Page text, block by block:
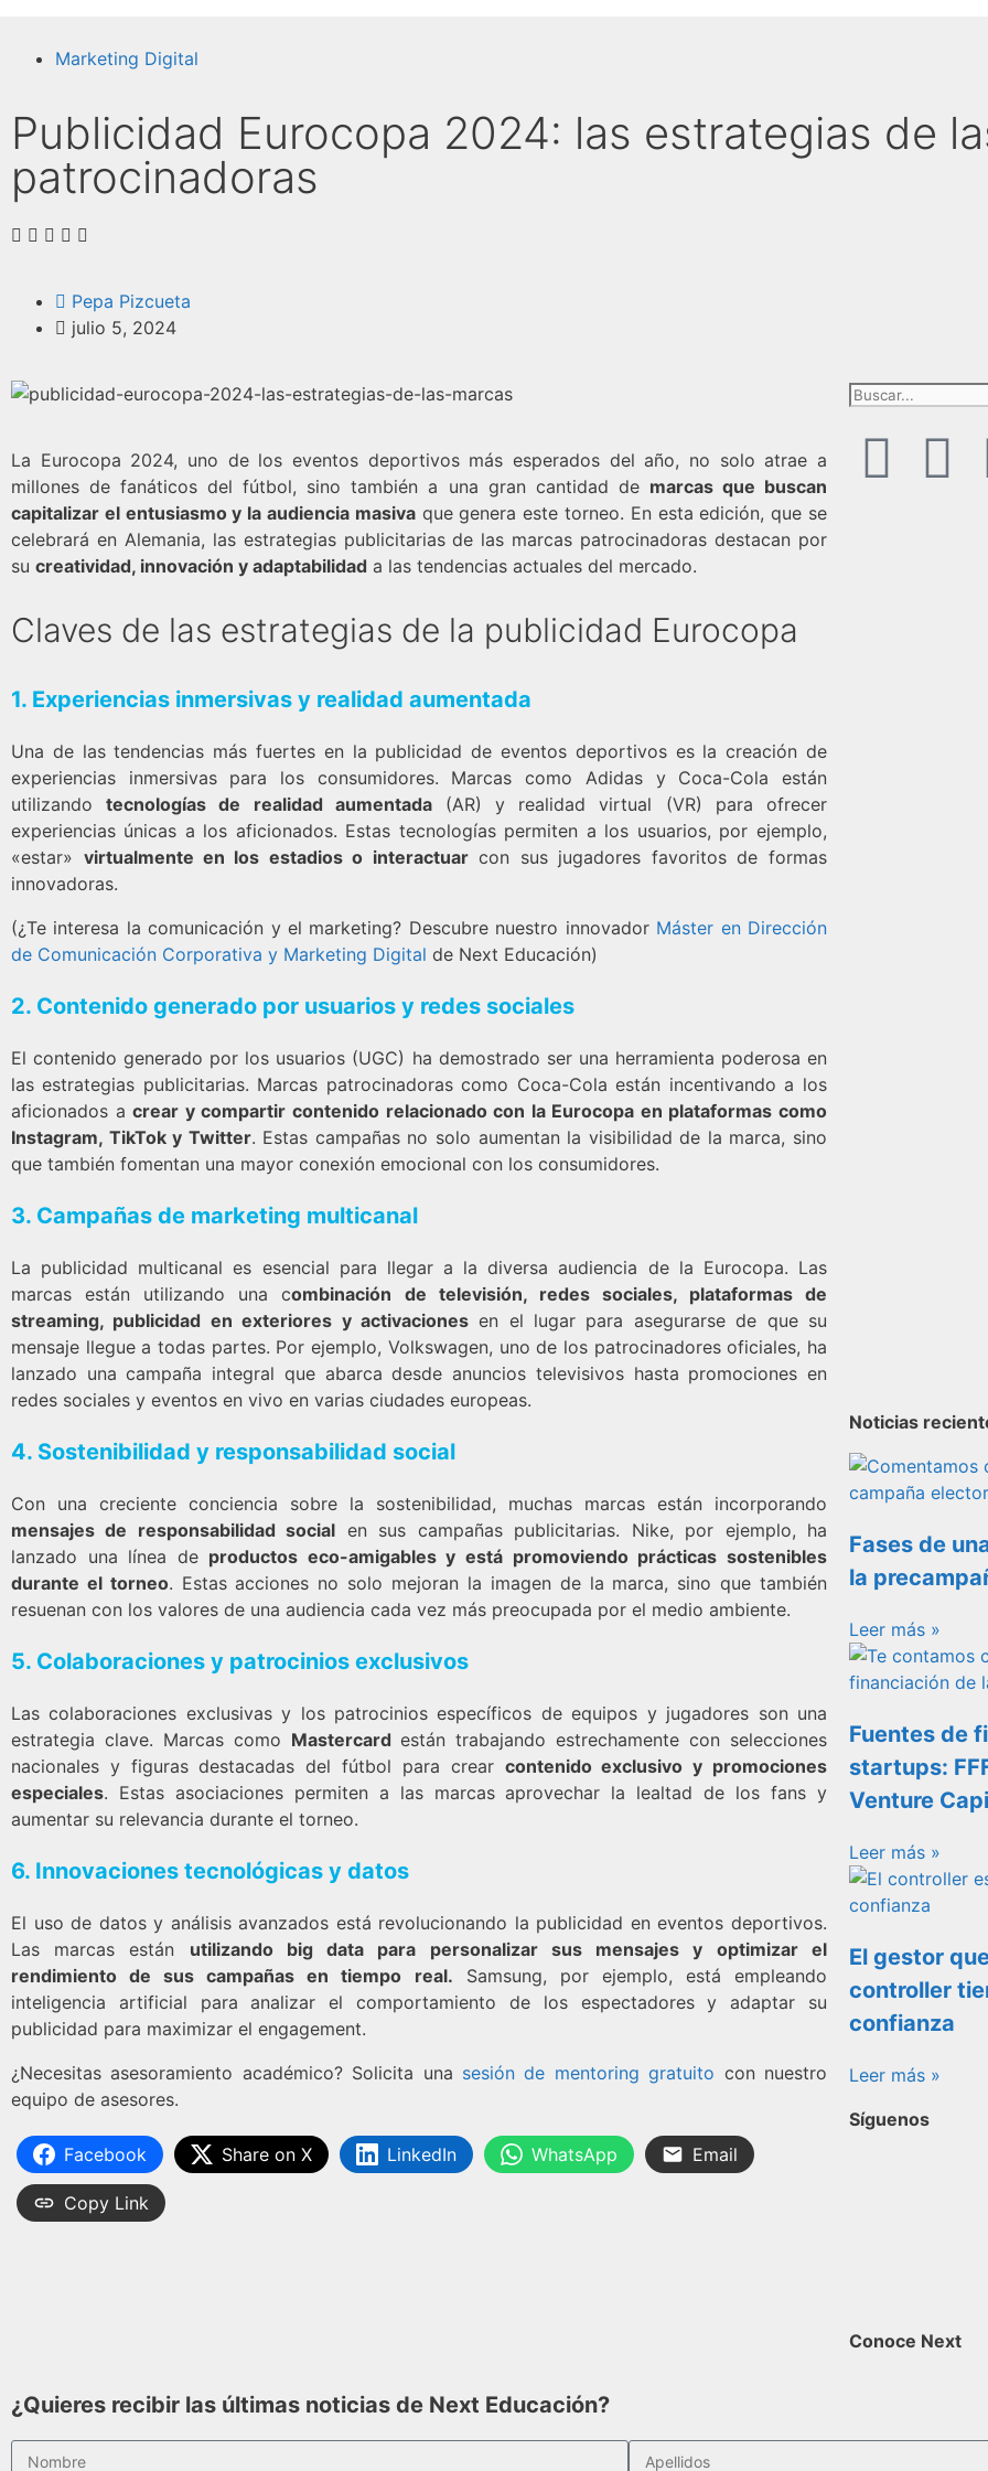
Marketing Digital
Publicidad Eurocopa 2024: las estrategias de
patrocinadoras
Pepa Pizcueta
julio 5, 2024
La Eurocopa 2024, uno de los eventos deportivos más esperados del año, no solo atrae a
millones de fanáticos del fútbol, sino también a una gran cantidad de marcas que buscan
capitalizar el entusiasmo y la audiencia masivaque genera este torneo. En esta edición, que se
celebrará en Alemania, las estrategias publicitarias de las marcas patrocinadoras destacan por
su creatividad, innovación y adaptabilidad a las tendencias actuales del mercado.
Claves de las estrategias de la publicidad Eurocopa
1. Experiencias inmersivas y realidad aumentada
Una de las tendencias más fuertes en la publicidad de eventos deportivos es la creación de
experiencias inmersivas para los consumidores. Marcas como Adidas y Coca-Cola están
utilizandotecnologías de realidad aumentada(AR) y realidad virtual (VR) para ofrecer
experiencias únicas a los aficionados. Estas tecnologías permiten a los usuarios, por ejemplo,
«estar» virtualmente en los estadios o interactuar con sus jugadores favoritos de formas
innovadoras.
(¿Te interesa la comunicación y el marketing? Descubre nuestro innovador Máster en Dirección
de Comunicación Corporativa y Marketing Digital de Next Educación)
2. Contenido generado por usuarios y redes sociales
El contenido generado por los usuarios (UGC) ha demostrado ser una herramienta poderosa en
las estrategias publicitarias. Marcas patrocinadoras como Coca-Cola están incentivando a los
aficionados acrear y compartir contenido relacionado con la Eurocopa en plataformas como
Instagram, TikTok y Twitter. Estas campañas no solo aumentan la visibilidad de la marca, sino
que también fomentan una mayor conexión emocional con los consumidores.
3. Campañas de marketing multicanal
La publicidad multicanal es esencial para llegar a la diversa audiencia de la Eurocopa. Las
marcas están utilizando una combinación de televisión, redes sociales, plataformas de
streaming, publicidad en exteriores y activacionesen el lugar para asegurarse de que su
mensaje llegue a todas partes. Por ejemplo, Volkswagen, uno de los patrocinadores oficiales, ha
lanzado una campaña integral que abarca desde anuncios televisivos hasta promociones en
redes sociales y eventos en vivo en varias ciudades europeas.
4. Sostenibilidad y responsabilidad social
Con una creciente conciencia sobre la sostenibilidad, muchas marcas están incorporando
mensajes de responsabilidad social en sus campañas publicitarias. Nike, por ejemplo, ha
lanzado una línea de productos eco-amigables y está promoviendo prácticas sostenibles
durante el torneo. Estas acciones no solo mejoran la imagen de la marca, sino que también
resuenan con los valores de una audiencia cada vez más preocupada por el medio ambiente.
5. Colaboraciones y patrocinios exclusivos
Las colaboraciones exclusivas y los patrocinios específicos de equipos y jugadores son una
estrategia clave. Marcas como Mastercard están trabajando estrechamente con selecciones
nacionales y figuras destacadas del fútbol para crear contenido exclusivo y promociones
especiales. Estas asociaciones permiten a las marcas aprovechar la lealtad de los fans y
aumentar su relevancia durante el torneo.
6. Innovaciones tecnológicas y datos
El uso de datos y análisis avanzados está revolucionando la publicidad en eventos deportivos.
Las marcas están utilizando big data para personalizar sus mensajes y optimizar el
rendimiento de sus campañas en tiempo real. Samsung, por ejemplo, está empleando
inteligencia artificial para analizar el comportamiento de los espectadores y adaptar su
publicidad para maximizar el engagement.
¿Necesitas asesoramiento académico? Solicita una sesión de mentoring gratuito con nuestro
equipo de asesores.
Facebook Share on X LinkedIn WhatsApp Email
Copy Link
Noticias
Fases de
la
Leer más »
Fuentes de
startups:
Venture
Leer más »
El gestor
controller
confianza
Leer más »
Síguenos
Conoce Next
¿Quieres recibir las últimas noticias de Next Educación?